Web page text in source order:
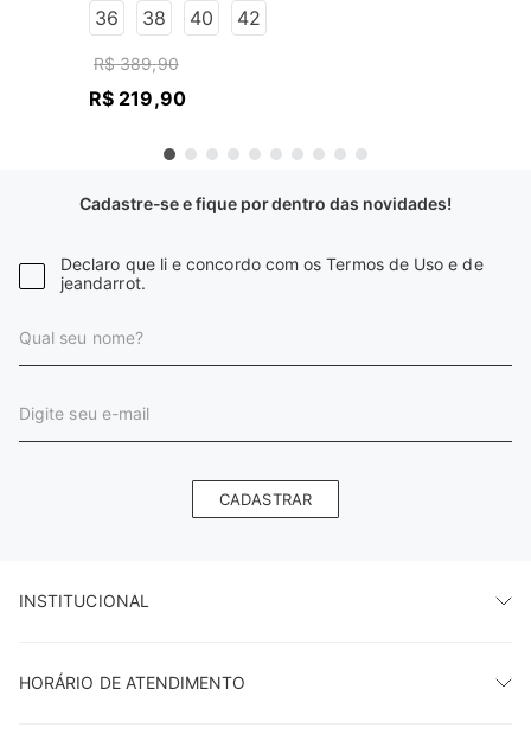
36 38 40 42
R$ 389,90
R$ 219,90
Cadastre-se e fique por dentro das novidades!
Declaro que li e concordo com os Termos de Uso e de
jeandarrot.
CADASTRAR
INSTITUCIONAL
HORÁRIO DE ATENDIMENTO